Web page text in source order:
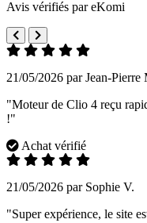
Avis vérifiés par eKomi
21/05/2026 par Jean-Pierre
"Moteur de Clio 4 reçu
!"
Achat vérifié
21/05/2026 par Sophie V.
"Super expérience, le site